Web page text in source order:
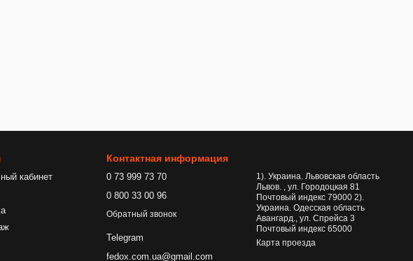
кабинет
Контактная информация
0 73 999 73 70
0 800 33 00 96
Обратный звонок
Telegram
fedox.com.ua@gmail.com
1). Украина. Львовская область
Львов. , ул. Городоцкая 81
Почтовый индекс 79000 2).
Украина. Одесская область
Авангард., ул. Спрейса 3
Почтовый индекс 65000
Карта проезда